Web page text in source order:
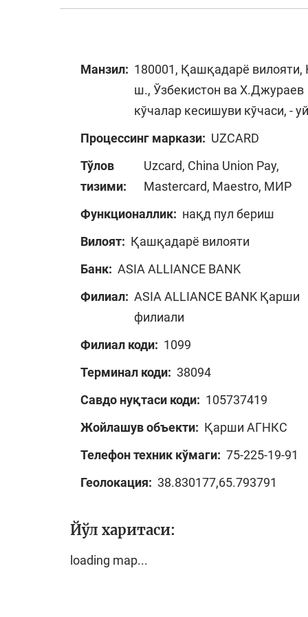
Манзил: 180001, Қашқадарё
ш., Ўзбекистон ва Х.Джураев
кўчалар кесишуви кўчаси, - уй
Процессинг маркази: UZCARD
Тўлов
тизими:
Uzcard, China Union Pay,
Mastercard, Maestro, МИР
Функционаллик: нақд пул бериш
Вилоят: Қашқадарё вилояти
Банк: ASIA ALLIANCE BANK
Филиал: ASIA ALLIANCE BANK Қарши
филиали
Филиал коди: 1099
Терминал коди: 38094
Савдо нуқтаси коди: 105737419
Жойлашув объекти: Қарши АГНКС
Телефон техник кўмаги: 75-225-19-91
Геолокация: 38.830177,65.793791
Йўл харитаси:
loading map...